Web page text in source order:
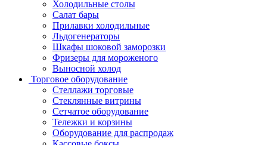
Холодильные столы
Салат бары
Прилавки холодильные
Льдогенераторы
Шкафы шоковой заморозки
Фризеры для мороженого
Выносной холод
Торговое оборудование
Стеллажи торговые
Стеклянные витрины
Сетчатое оборудование
Тележки и корзины
Оборудование для распродаж